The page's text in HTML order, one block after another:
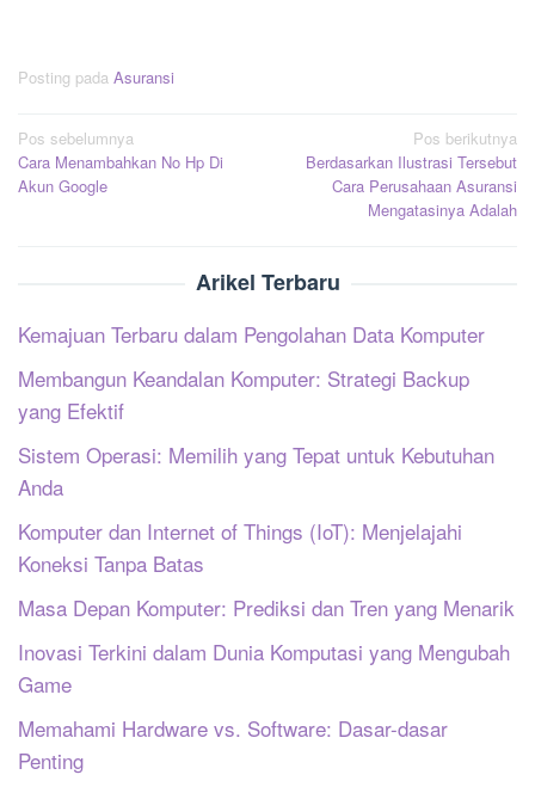
Posting pada Asuransi
Navigasi
pos
Pos sebelumnya
Cara Menambahkan No Hp Di
Akun Google
Pos berikutnya
Berdasarkan Ilustrasi Tersebut
Cara Perusahaan Asuransi
Mengatasinya Adalah
Arikel Terbaru
Kemajuan Terbaru dalam Pengolahan Data Komputer
Membangun Keandalan Komputer: Strategi Backup
yang Efektif
Sistem Operasi: Memilih yang Tepat untuk Kebutuhan
Anda
Komputer dan Internet of Things (IoT): Menjelajahi
Koneksi Tanpa Batas
Masa Depan Komputer: Prediksi dan Tren yang Menarik
Inovasi Terkini dalam Dunia Komputasi yang Mengubah
Game
Memahami Hardware vs. Software: Dasar-dasar
Penting